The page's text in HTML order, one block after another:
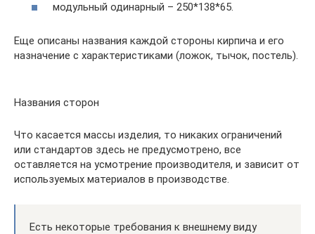
модульный одинарный – 250*138*65.
Еще описаны названия каждой стороны кирпича и его
назначение с характеристиками (ложок, тычок, постель).
Названия сторон
Что касается массы изделия, то никаких ограничений
или стандартов здесь не предусмотрено, все
оставляется на усмотрение производителя, и зависит от
используемых материалов в производстве.
Есть некоторые требования к внешнему виду